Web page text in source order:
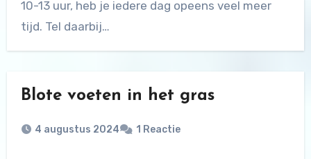
10-13 uur, heb je iedere dag opeens veel meer
tijd. Tel daarbij…
Blote voeten in het gras
4 augustus 2024 1 Reactie